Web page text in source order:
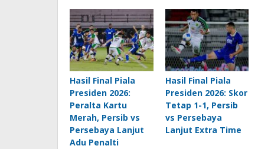
Hasil Final Piala
Presiden 2026:
Peralta Kartu
Merah, Persib vs
Persebaya Lanjut
Adu Penalti
Hasil Final Piala
Presiden 2026: Skor
Tetap 1-1, Persib
vs Persebaya
Lanjut Extra Time